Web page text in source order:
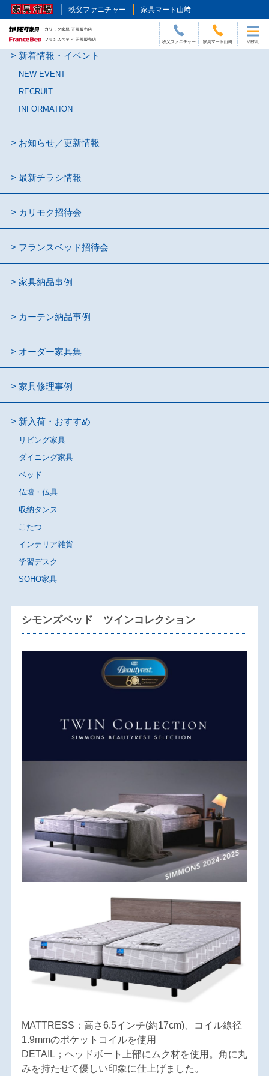
秩父ファニチャー 家具マート山﨑
シモンズベッド ツインコレクション
MATTRESS：高さ6.5インチ(約17cm)、コイル線径
1.9mmのポケットコイルを使用
DETAIL；ヘッドボート上部にムク材を使用。角に丸
みを持たせて優しい印象に仕上げました。
新着情報・イベント
NEW EVENT
RECRUIT
INFORMATION
お知らせ／更新情報
最新チラシ情報
カリモク招待会
フランスベッド招待会
家具納品事例
カーテン納品事例
オーダー家具集
家具修理事例
新入荷・おすすめ
リビング家具
ダイニング家具
ベッド
仏壇・仏具
収納タンス
こたつ
インテリア雑貨
学習デスク
SOHO家具